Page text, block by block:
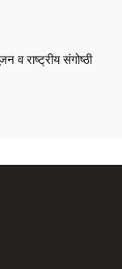
व राष्ट्रीय संगोष्ठी